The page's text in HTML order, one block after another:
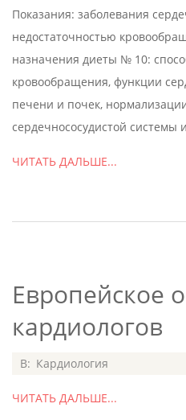
29
Показания: заболевания
недостаточностью
назначения диеты № 10:
кровообращения, функции
печени и почек,
сердечнососудистой
ЧИТАТЬ ДАЛЬШЕ...
Европейское
кардиологов
2015-
01
В: Кардиология
ЧИТАТЬ ДАЛЬШЕ...